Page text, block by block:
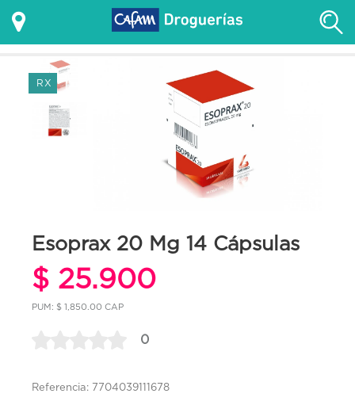
RX
Esoprax 20 Mg 14 Cápsulas
$ 25.900
PUM: $ 1,850.00 CAP
0
Referencia: 7704039111678